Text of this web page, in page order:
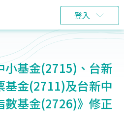
登入
小基金(2715)、台新
基金(2711)及台新中
數基金(2726)》修正